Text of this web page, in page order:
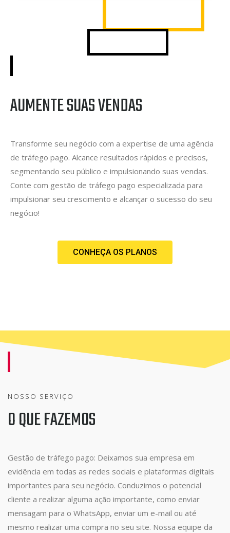
AUMENTE SUAS VENDAS
Transforme seu negócio com a expertise de uma agência
de tráfego pago. Alcance resultados rápidos e precisos,
segmentando seu público e impulsionando suas vendas.
Conte com gestão de tráfego pago especializada para
impulsionar seu crescimento e alcançar o sucesso do seu
negócio!
CONHEÇA OS PLANOS
NOSSO SERVIÇO
O QUE FAZEMOS
Gestão de tráfego pago: Deixamos sua empresa em
evidência em todas as redes sociais e plataformas digitais
importantes para seu negócio. Conduzimos o potencial
cliente a realizar alguma ação importante, como enviar
mensagam para o WhatsApp, enviar um e-mail ou até
mesmo realizar uma compra no seu site. Nossa equipe da